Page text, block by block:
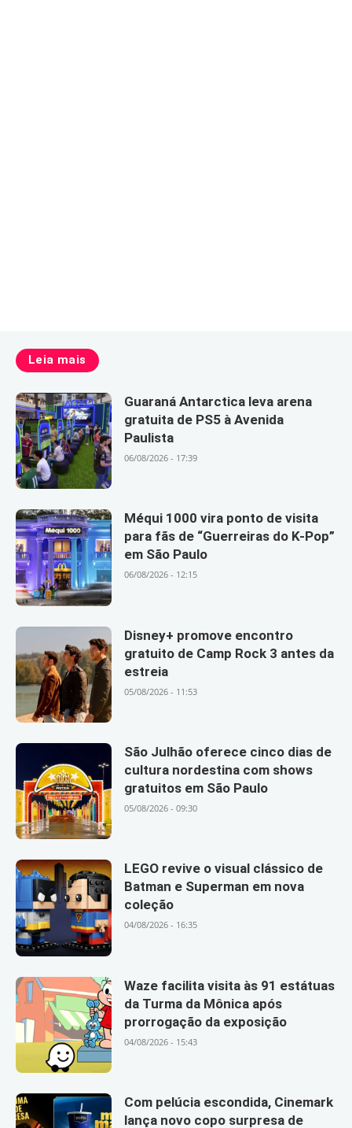
Leia mais
Guaraná Antarctica leva arena
gratuita de PS5 à Avenida
Paulista
06/08/2026 - 17:39
Méqui 1000 vira ponto de visita
para fãs de “Guerreiras do K-Pop”
em São Paulo
06/08/2026 - 12:15
Disney+ promove encontro
gratuito de Camp Rock 3 antes da
estreia
05/08/2026 - 11:53
São Julhão oferece cinco dias de
cultura nordestina com shows
gratuitos em São Paulo
05/08/2026 - 09:30
LEGO revive o visual clássico de
Batman e Superman em nova
coleção
04/08/2026 - 16:35
Waze facilita visita às 91 estátuas
da Turma da Mônica após
prorrogação da exposição
04/08/2026 - 15:43
Com pelúcia escondida, Cinemark
lança novo copo surpresa de